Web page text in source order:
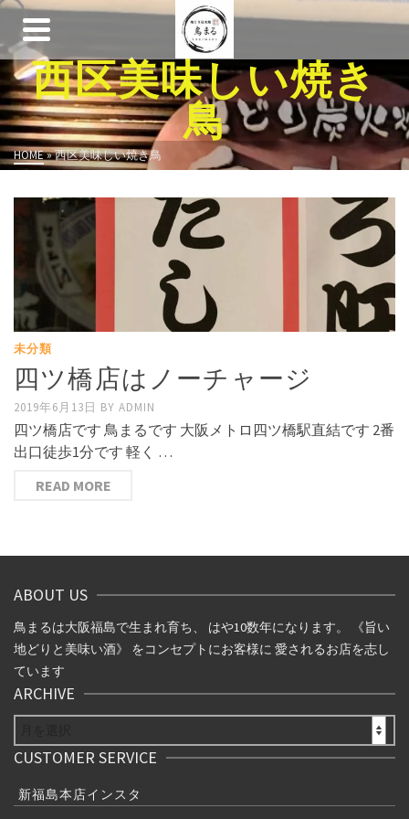
西区美味しい焼き
鳥
HOME»西区美味しい焼き鳥
未分類
四ツ橋店はノーチャージ
2019年6月13日 BY ADMIN
四ツ橋店です 鳥まるです 大阪メトロ四ツ橋駅直結です 2番
出口徒歩1分です 軽く …
READ MORE
ABOUT US
鳥まるは大阪福島で生まれ育ち、 はや10数年になります。 《旨い
地どりと美味い酒》 をコンセプトにお客様に 愛されるお店を志し
ています
ARCHIVE
CUSTOMER SERVICE
新福島本店インスタ